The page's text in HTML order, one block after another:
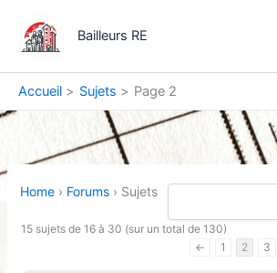
contenu
Bailleurs RE
Accueil Sujets Page 2
Home › Forums › Sujets
15 sujets de 16 à 30 (sur un total de 130)
←
1 2 3